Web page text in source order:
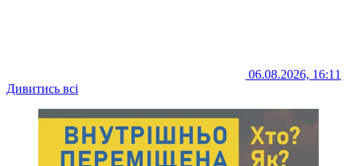
06.08.2026, 16:11
Дивитись всі